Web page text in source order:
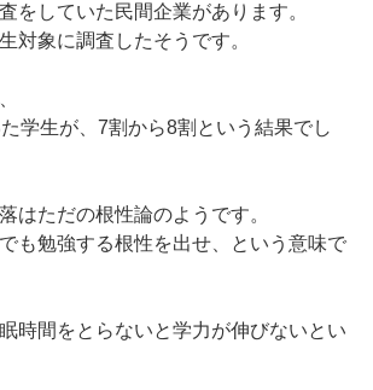
をしていた民間企業があります。
対象に調査したそうです。
学生が、7割から8割という結果でし
はただの根性論のようです。
も勉強する根性を出せ、という意味で
時間をとらないと学力が伸びないとい